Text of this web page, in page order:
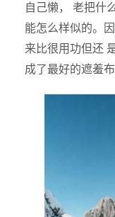
自己懒， 老把什
能怎么样似的。
来比很用功但还
成了最好的遮羞布